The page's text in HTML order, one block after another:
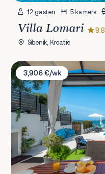
12 gasten 5 kamers
Villa Lomari 9.8
Šibenik, Kroatië
Villa Felicita
3,906 €/wk